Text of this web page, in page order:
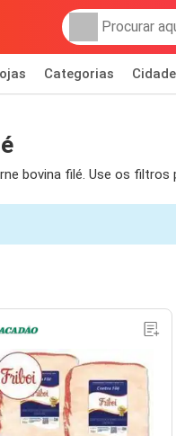
Categorias
bovina filé. Use os